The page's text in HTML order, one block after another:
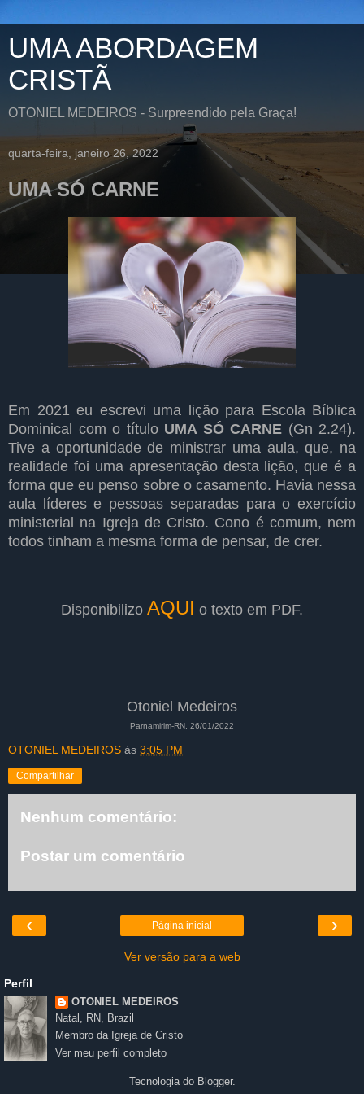
UMA ABORDAGEM
CRISTÃ
OTONIEL MEDEIROS - Surpreendido pela Graça!
quarta-feira, janeiro 26, 2022
UMA SÓ CARNE
Em 2021 eu escrevi uma lição para Escola Bíblica
Dominical com o título UMA SÓ CARNE (Gn 2.24).
Tive a oportunidade de ministrar uma aula, que, na
realidade foi uma apresentação desta lição, que é a
forma que eu penso sobre o casamento. Havia nessa
aula líderes e pessoas separadas para o exercício
ministerial na Igreja de Cristo. Cono é comum, nem
todos tinham a mesma forma de pensar, de crer.
Disponibilizo AQUI o texto em PDF.
Otoniel Medeiros
Parnamirim-RN, 26/01/2022
OTONIEL MEDEIROS às 3:05 PM
Compartilhar
Nenhum comentário:
Postar um comentário
‹ ›
Página inicial
Ver versão para a web
Perfil
OTONIEL MEDEIROS
Natal, RN, Brazil
Membro da Igreja de Cristo
Ver meu perfil completo
Tecnologia do Blogger.